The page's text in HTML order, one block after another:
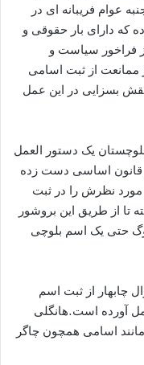
و غیره فقط جنبه عوام فریبانه ای در
که دارای بار حقوقی و
فراخور سیاست و
ممانعت از ثبت اسامی
بسزایی در این عمل
یک دستور العمل
قانون اساسی دست زده
مورد نظرش را در ثبت
تا از طریق این بروشور
حتی یک اسم بلوچی
چابهار از ثبت اسم
آورده است.هانگلی
اسامی همچون چاگر